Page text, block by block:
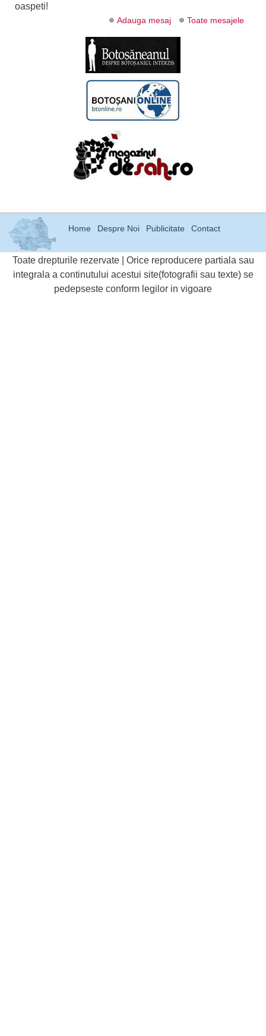
oaspeti!
Adauga mesaj Toate mesajele
Home Despre Noi Publicitate Contact
Toate drepturile rezervate | Orice reproducere partiala sau
integrala a continutului acestui site(fotografii sau texte) se
pedepseste conform legilor in vigoare